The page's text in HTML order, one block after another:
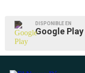
DISPONIBLE EN
Google Play